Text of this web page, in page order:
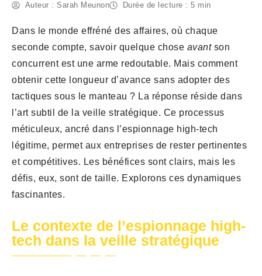
Auteur : Sarah Meunon Durée de lecture : 5 min
Dans le monde effréné des affaires, où chaque
seconde compte, savoir quelque chose avantson
concurrent est une arme redoutable. Mais comment
obtenir cette longueur d’avance sans adopter des
tactiques sous le manteau ? La réponse réside dans
l’art subtil de la veille stratégique. Ce processus
méticuleux, ancré dans l’espionnage high-tech
légitime, permet aux entreprises de rester pertinentes
et compétitives. Les bénéfices sont clairs, mais les
défis, eux, sont de taille. Explorons ces dynamiques
fascinantes.
Le contexte de l’espionnage high-
tech dans la veille stratégique